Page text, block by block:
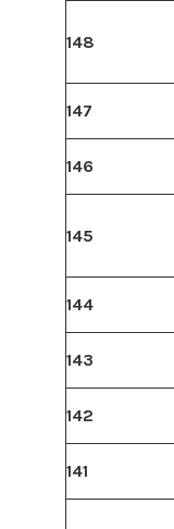
148
147
146
145
144
143
142
141